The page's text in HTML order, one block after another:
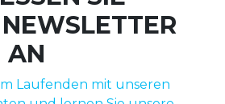
AN
Laufenden mit unseren